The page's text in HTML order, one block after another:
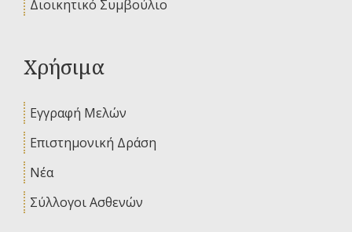
Διοικητικό Συμβούλιο
Χρήσιμα
Εγγραφή Μελών
Επιστημονική Δράση
Νέα
Σύλλογοι Ασθενών